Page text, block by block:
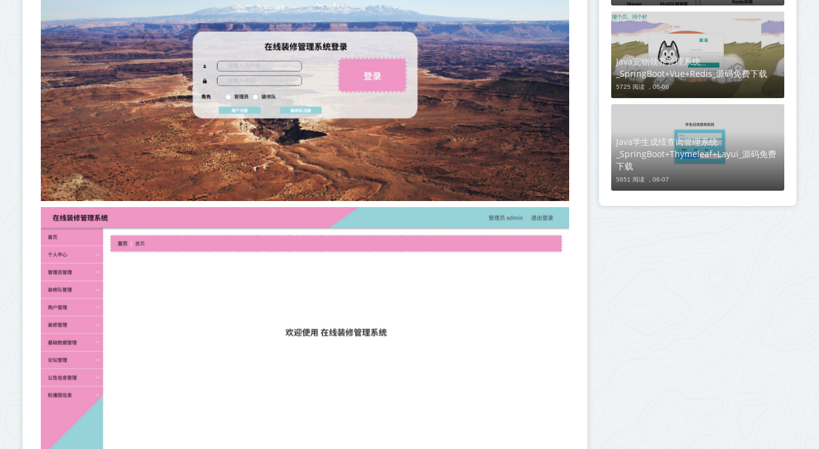
Java宠物领养管理系统
_SpringBoot+Vue+Redis_源码免费下载
5725 阅读 ， 06-06
Java学生成绩查询管理系统
_SpringBoot+Thymeleaf+Layui_源码免费
下载
5651 阅读 ， 06-07